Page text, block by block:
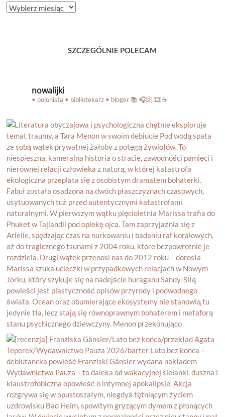
ARCHIWUM
SZCZEGÓLNIE POLECAM
nowalijki
• polonista • bibliotekarz • bloger📚 🎧📀 🎞️ ☕️